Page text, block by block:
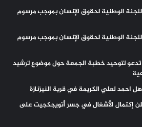
الوطنية لحقوق الإنسان بموجب مرسوم
الوطنية لحقوق الإنسان بموجب مرسوم
تدعو لتوحيد خطبة الجمعة حول موضوع ترشيد
احمد لعلي الكريمة في قرية النيزنازة
إكتمال الأشغال في جسر أتويجكجيت على